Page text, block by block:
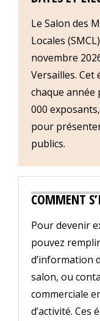
Le Salon des
Locales
novembre
Versailles.
chaque année
000
pour
publics.
COMMENT
Pour devenir
pouvez
d’information
salon, ou
commerciale
d’activité.